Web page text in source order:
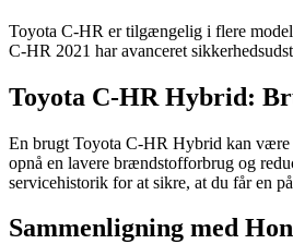
Toyota C-HR er tilgængelig i flere
C-HR 2021 har avanceret
Toyota C-HR Hybrid:
En brugt Toyota C-HR Hybrid kan være
opnå en lavere brændstofforbrug og
servicehistorik for at sikre, at du får en
Sammenligning med